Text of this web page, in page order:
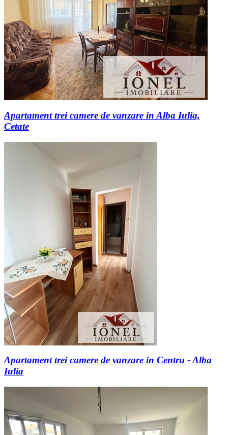
Apartament trei camere de vanzare in Alba Iulia,
Cetate
Apartament trei camere de vanzare in Centru - Alba
Iulia